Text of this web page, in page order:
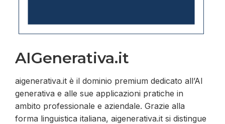
AIGenerativa.it
aigenerativa.it è il dominio premium dedicato all’AI
generativa e alle sue applicazioni pratiche in
ambito professionale e aziendale. Grazie alla
forma linguistica italiana, aigenerativa.it si distingue